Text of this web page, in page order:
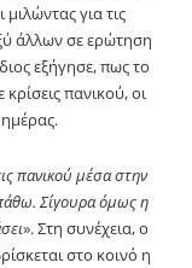
για τις
άλλων σε ερώτηση
εξήγησε, πως το
πανικού, οι
ημέρας.
πανικού μέσα στην
Σίγουρα όμως η
». Στη συνέχεια, ο
στο κοινό η